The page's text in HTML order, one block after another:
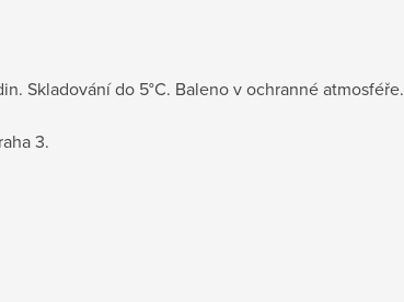
Skladování do 5°C. Baleno v ochranné atmosféře.
3.